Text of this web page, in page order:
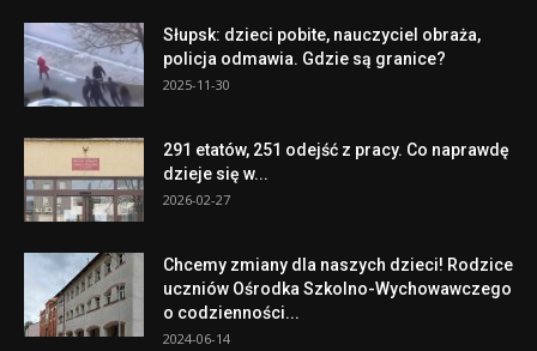
Słupsk: dzieci pobite, nauczyciel obraża,
policja odmawia. Gdzie są granice?
2025-11-30
291 etatów, 251 odejść z pracy. Co naprawdę
dzieje się w...
2026-02-27
Chcemy zmiany dla naszych dzieci! Rodzice
uczniów Ośrodka Szkolno-Wychowawczego
o codzienności...
2024-06-14